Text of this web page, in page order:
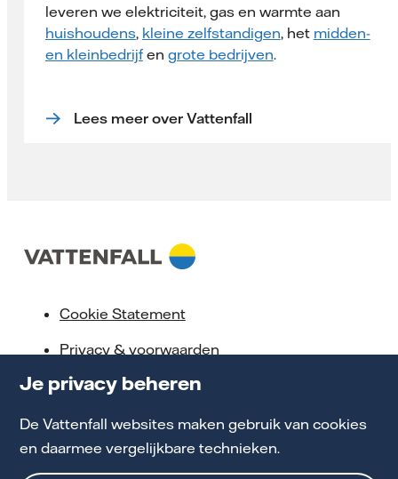
Je privacy beheren
De Vattenfall websites maken gebruik van cookies
en daarmee vergelijkbare technieken.
leveren we elektriciteit, gas en warmte aan
huishoudens, kleine zelfstandigen, het midden-
en kleinbedrijfen grote bedrijven.
Lees meer over Vattenfall
Cookie Statement
Privacy & voorwaarden
Klokkenluidersregeling
Toegankelijkheid
Werken bij Vattenfall